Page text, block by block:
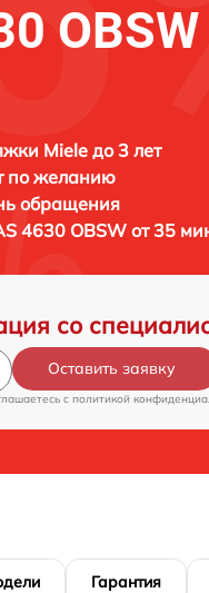
OBSW
Miele до 3 лет
по желанию
обращения
4630 OBSW от 35
со
Оставить заявку
c политикой
Гарантия